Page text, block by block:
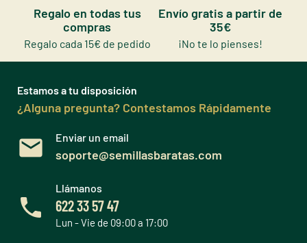
Regalo en todas tus
compras
Regalo cada 15€ de pedido
Envío gratis a partir de
35€
¡No te lo pienses!
Estamos a tu disposición
¿Alguna pregunta? Contestamos Rápidamente
Enviar un email
soporte@semillasbaratas.com
Llámanos
622 33 57 47
Lun - Vie de 09:00 a 17:00